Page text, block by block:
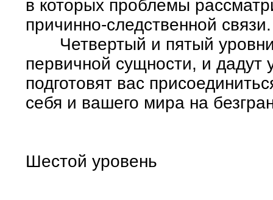
в которых проблемы
причинно-следственной связи.
Четвертый и пятый уровни
первичной сущности, и дадут
подготовят вас
себя и вашего мира на
Шестой уровень